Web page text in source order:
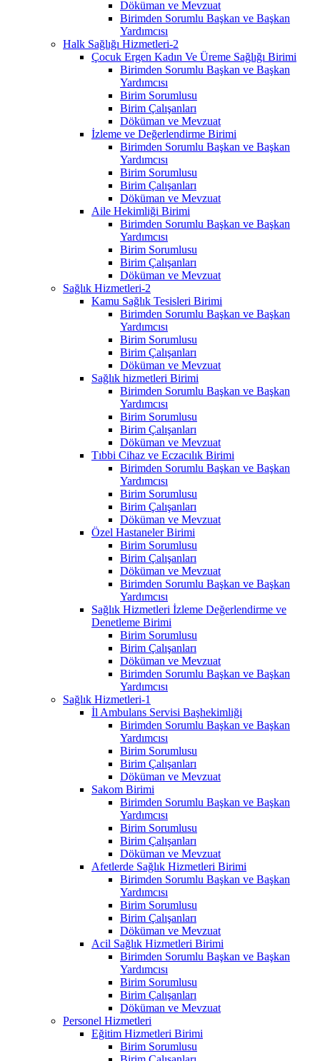
Döküman ve Mevzuat
Birimden Sorumlu Başkan ve Başkan
Yardımcısı
Halk Sağlığı Hizmetleri-2
Çocuk Ergen Kadın Ve Üreme Sağlığı Birimi
Birimden Sorumlu Başkan ve Başkan
Yardımcısı
Birim Sorumlusu
Birim Çalışanları
Döküman ve Mevzuat
İzleme ve Değerlendirme Birimi
Birimden Sorumlu Başkan ve Başkan
Yardımcısı
Birim Sorumlusu
Birim Çalışanları
Döküman ve Mevzuat
Aile Hekimliği Birimi
Birimden Sorumlu Başkan ve Başkan
Yardımcısı
Birim Sorumlusu
Birim Çalışanları
Döküman ve Mevzuat
Sağlık Hizmetleri-2
Kamu Sağlık Tesisleri Birimi
Birimden Sorumlu Başkan ve Başkan
Yardımcısı
Birim Sorumlusu
Birim Çalışanları
Döküman ve Mevzuat
Sağlık hizmetleri Birimi
Birimden Sorumlu Başkan ve Başkan
Yardımcısı
Birim Sorumlusu
Birim Çalışanları
Döküman ve Mevzuat
Tıbbi Cihaz ve Eczacılık Birimi
Birimden Sorumlu Başkan ve Başkan
Yardımcısı
Birim Sorumlusu
Birim Çalışanları
Döküman ve Mevzuat
Özel Hastaneler Birimi
Birim Sorumlusu
Birim Çalışanları
Döküman ve Mevzuat
Birimden Sorumlu Başkan ve Başkan
Yardımcısı
Sağlık Hizmetleri İzleme Değerlendirme ve
Denetleme Birimi
Birim Sorumlusu
Birim Çalışanları
Döküman ve Mevzuat
Birimden Sorumlu Başkan ve Başkan
Yardımcısı
Sağlık Hizmetleri-1
İl Ambulans Servisi Başhekimliği
Birimden Sorumlu Başkan ve Başkan
Yardımcısı
Birim Sorumlusu
Birim Çalışanları
Döküman ve Mevzuat
Sakom Birimi
Birimden Sorumlu Başkan ve Başkan
Yardımcısı
Birim Sorumlusu
Birim Çalışanları
Döküman ve Mevzuat
Afetlerde Sağlık Hizmetleri Birimi
Birimden Sorumlu Başkan ve Başkan
Yardımcısı
Birim Sorumlusu
Birim Çalışanları
Döküman ve Mevzuat
Acil Sağlık Hizmetleri Birimi
Birimden Sorumlu Başkan ve Başkan
Yardımcısı
Birim Sorumlusu
Birim Çalışanları
Döküman ve Mevzuat
Personel Hizmetleri
Eğitim Hizmetleri Birimi
Birim Sorumlusu